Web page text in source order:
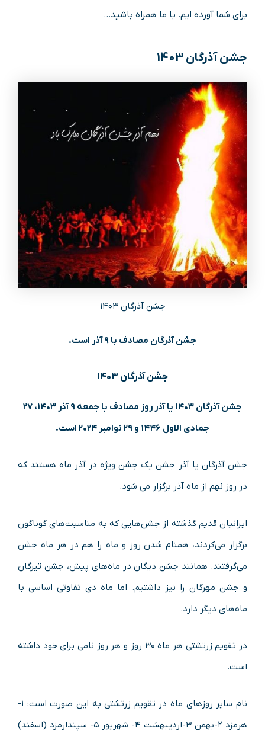
برای شما آورده ایم. با ما همراه باشید…
جشن آذرگان
جشن آذرگان ۱۴۰۳
جشن آذرگان مصادف با ۹ آذر است.
جشن آذرگان ۱۴۰۳
جشن آذرگان ۱۴۰۳ یا آذر روز مصادف با جمعه ۹ آذر ۱۴۰۳، ۲۷
جمادی الاول ۱۴۴۶ و ۲۹ نوامبر ۲۰۲۴ است.
جشن آذرگان یا آذر جشن یک جشن ویژه در آذر ماه هستند که
در روز نهم از ماه آذر برگزار می شود.
ایرانیان قدیم گذشته از جشن‌هایی که به مناسبت‌های گوناگون
برگزار می‌کردند، همنام شدن روز و ماه را هم در هر ماه جشن
می‌گرفتند. همانند جشن دیگان در ماه‌های پیش، جشن‌ تیرگان
و جشن مهرگان را نیز داشتیم. اما ماه دی تفاوتی اساسی با
ماه‌های دیگر دارد.
در تقویم زرتشتی هر ماه ۳۰ روز و هر روز نامی برای خود داشته
است.
نام سایر روزهای ماه در تقویم زرتشتی به این صورت است: ۱-
هرمزد ۲-بهمن ۳-اردیبهشت ۴- شهریور ۵- سپندارمزد (اسفند)